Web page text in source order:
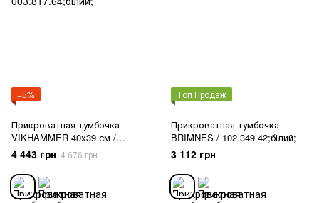
−5%
Прикроватная тумбочка
VIKHAMMER 40x39 см /
003.817.64;білий;
4 443 грн 4 676 грн
Топ Продаж
Прикроватная тумбочка
BRIMNES / 102.349.42;білий;
3 112 грн